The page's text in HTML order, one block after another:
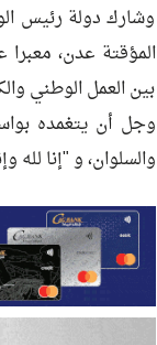
وشارك دولة رئيس
المؤقتة عدن،
بين العمل الوطني
وجل أن يتغمده
والسلوان، و "إنا لله